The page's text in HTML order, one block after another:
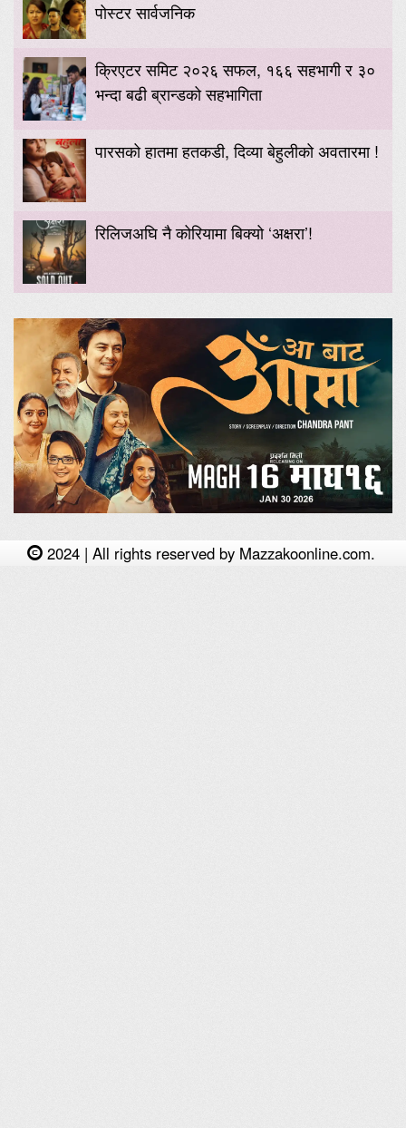
पोस्टर सार्वजनिक
क्रिएटर समिट २०२६ सफल, १६६ सहभागी र ३०
भन्दा बढी ब्रान्डको सहभागिता
पारसको हातमा हतकडी, दिव्या बेहुलीको अवतारमा !
रिलिजअघि नै कोरियामा बिक्यो ‘अक्षरा’!
2024 | All rights reserved by Mazzakoonline.com.